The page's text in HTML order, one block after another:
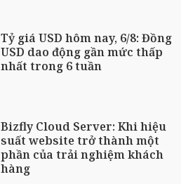
Tỷ giá USD hôm nay, 6/8: Đồng
USD dao động gần mức thấp
nhất trong 6 tuần
Bizfly Cloud Server: Khi hiệu
suất website trở thành một
phần của trải nghiệm khách
hàng